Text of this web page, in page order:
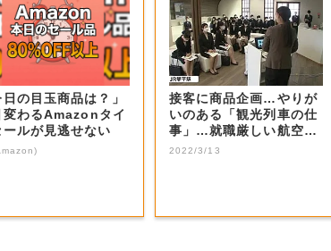
日の目玉商品は？」
変わるAmazonタイ
ールが見逃せない
接客に商品企画…やりが
いのある「観光列車の仕
事」…就職厳しい航空業
界志望の専門学...
2022/3/13